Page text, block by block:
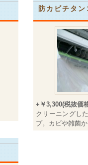
防カビチタ
+￥3,300(税抜価
クリーニングし
プ。カビや雑菌